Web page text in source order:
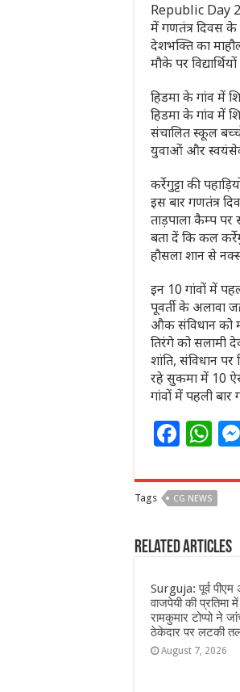
Republic Day
में गणतंत्र दिवस के
देशभक्ति का
मौके पर
हिडमा के गांव में
हिडमा के गांव में
संचालित स्कूल
युवाओं और
कर्रेगुट्टा की
इस बार गणतंत्र
ताड़पाला कैम्प
बता दें कि कल
हौसला शान से
इन 10 गांवों में
पूवर्ती के अलावा
औक संविधान को
तिरंगे को सलामी
शांति, संविधान
रहे सुकमा में 10
गांवों में पहली बार
F
c
e
b
o
o
k
W
at
s
A
p
p
Tags CG NEWS
Related Articles
Surguja: पूर्व पीएम
वाजपेयी की प्रतिमा
रामकुमार टोप्पो ने
ठेकेदार पर लटकी
August 7, 2026